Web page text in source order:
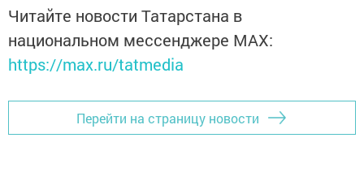
Читайте новости Татарстана в
национальном мессенджере MАХ:
https://max.ru/tatmedia
Перейти на страницу новости